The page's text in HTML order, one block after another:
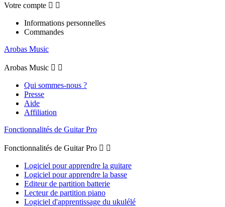
Votre compte  
Informations personnelles
Commandes
Arobas Music
Arobas Music  
Qui sommes-nous ?
Presse
Aide
Affiliation
Fonctionnalités de Guitar Pro
Fonctionnalités de Guitar Pro  
Logiciel pour apprendre la guitare
Logiciel pour apprendre la basse
Editeur de partition batterie
Lecteur de partition piano
Logiciel d'apprentissage du ukulélé